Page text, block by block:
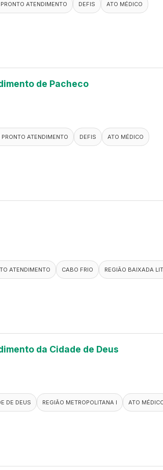
ATENDIMENTO DEFIS
ATO MÉDICO
de Pacheco
PRONTO ATENDIMENTO DEFIS
ATO MÉDICO
ATENDIMENTO CABO FRIO
REGIÃO BAIXADA
da Cidade de Deus
DE DEUS REGIÃO METROPOLITANA I ATO